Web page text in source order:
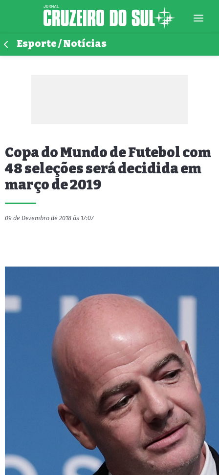
Esporte / Notícias
Copa do Mundo de Futebol com
48 seleções será decidida em
março de 2019
09 de Dezembro de 2018 às 17:07